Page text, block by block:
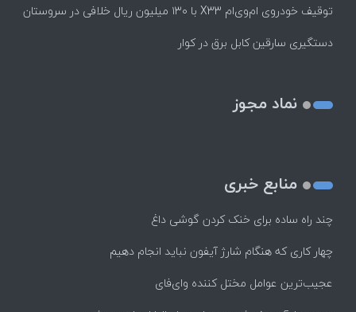
توقیف خودروی ام‌وی‌ام X33 با ۱۳۰ میلیون ریال خلافی در سروستان
دستگیری سارقین کابل برق در کوار
نماد مجوز
منابع خبری
چند راه‌ ساده برای خنک کردن گوشی داغ
چهار کاری که هنگام شارژ آیفون نباید انجام دهیم
عجیب‌ترین عوامل مختل کننده وای‌فای